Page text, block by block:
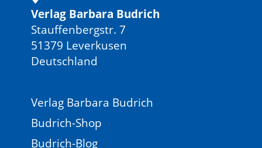
Verlag Barbara Budrich
Stauffenbergstr. 7
51379 Leverkusen
Deutschland
Verlag Barbara Budrich
Budrich-Shop
Budrich-Blog